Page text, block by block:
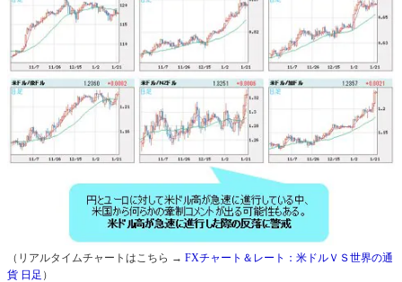
（リアルタイムチャートはこちら → FXチャート＆レート：米ドルＶＳ世界の通
貨 日足 ）